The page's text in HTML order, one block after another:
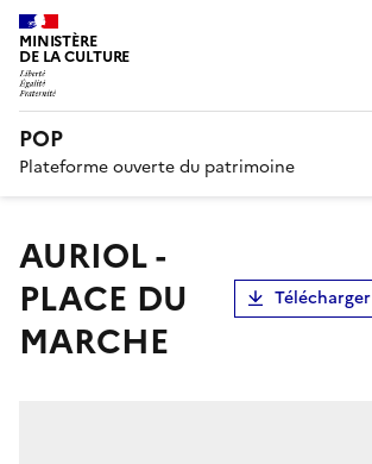
MINISTÈRE
DE LA CULTURE
POP
Plateforme ouverte du patrimoine
AURIOL -
PLACE DU
MARCHE
Télécharger